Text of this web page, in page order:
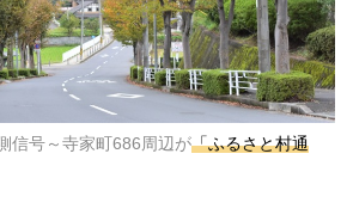
信号～寺家町686周辺が「ふるさと村通